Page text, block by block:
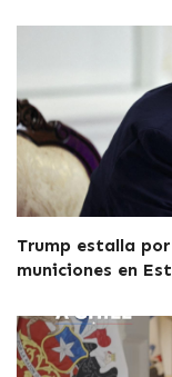
Trump estalla
municiones en